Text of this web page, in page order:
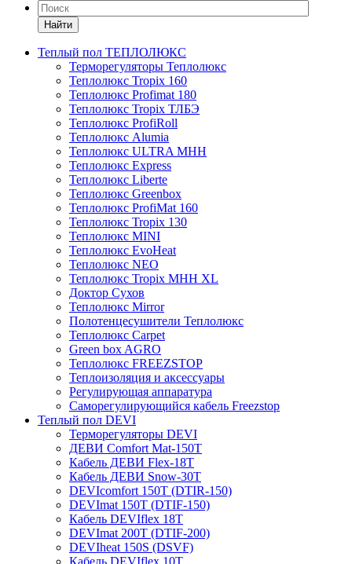
Найти
Теплый пол ТЕПЛОЛЮКС
Терморегуляторы Теплолюкс
Теплолюкс Tropix 160
Теплолюкс Profimat 180
Теплолюкс Tropix ТЛБЭ
Теплолюкс ProfiRoll
Теплолюкс Alumia
Теплолюкс ULTRA МНН
Теплолюкс Express
Теплолюкс Liberte
Теплолюкс Greenbox
Теплолюкс ProfiMat 160
Теплолюкс Tropix 130
Теплолюкс MINI
Теплолюкс EvoHeat
Теплолюкс NEO
Теплолюкс Tropix МНН XL
Доктор Сухов
Теплолюкс Mirror
Полотенцесушители Теплолюкс
Теплолюкс Carpet
Green box AGRO
Теплолюкс FREEZSTOP
Теплоизоляция и аксессуары
Регулирующая аппаратура
Cаморегулирующийся кабель Freezstop
Теплый пол DEVI
Терморегуляторы DEVI
ДЕВИ Comfort Mat-150T
Кабель ДЕВИ Flex-18T
Кабель ДЕВИ Snow-30T
DEVIcomfort 150T (DTIR-150)
DEVImat 150T (DTIF-150)
Кабель DEVIflex 18T
DEVImat 200T (DTIF-200)
DEVIheat 150S (DSVF)
Кабель DEVIflex 10T